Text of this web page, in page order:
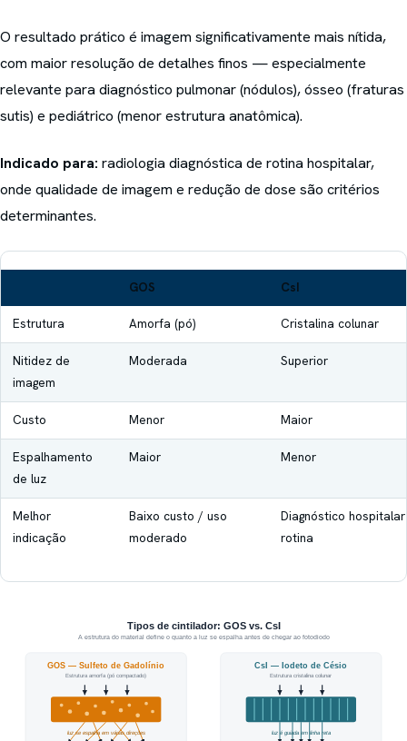
O resultado prático é imagem significativamente mais nítida,
com maior resolução de detalhes finos — especialmente
relevante para diagnóstico pulmonar (nódulos), ósseo (fraturas
sutis) e pediátrico (menor estrutura anatômica).
Indicado para: radiologia diagnóstica de rotina hospitalar,
onde qualidade de imagem e redução de dose são critérios
determinantes.
GOS CsI
Estrutura Amorfa (pó) Cristalina colunar
Nitidez de
imagem
Moderada Superior
Custo Menor Maior
Espalhamento
de luz
Maior Menor
Melhor
indicação
Baixo custo / uso
moderado
Diagnóstico
rotina